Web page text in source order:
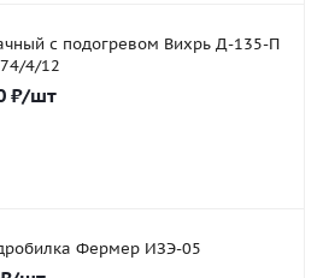
с подогревом Вихрь Д-135-П
4/12
₽/шт
Фермер ИЗЭ-05